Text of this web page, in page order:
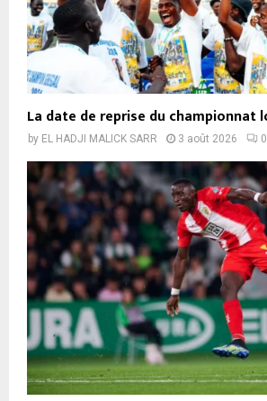
La date de reprise du championnat
by EL HADJI MALICK SARR 3 août 2026 0